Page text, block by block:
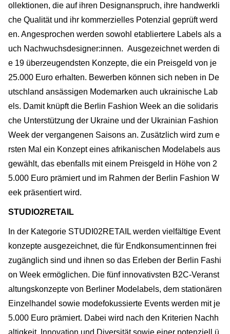
ollektionen, die auf ihren Designanspruch, ihre handwerkli
che Qualität und ihr kommerzielles Potenzial geprüft werd
en. Angesprochen werden sowohl etabliertere Labels als a
uch Nachwuchsdesigner:innen. Ausgezeichnet werden di
e 19 überzeugendsten Konzepte, die ein Preisgeld von je
25.000 Euro erhalten. Bewerben können sich neben in De
utschland ansässigen Modemarken auch ukrainische Lab
els. Damit knüpft die Berlin Fashion Week an die solidaris
che Unterstützung der Ukraine und der Ukrainian Fashion
Week der vergangenen Saisons an. Zusätzlich wird zum e
rsten Mal ein Konzept eines afrikanischen Modelabels aus
gewählt, das ebenfalls mit einem Preisgeld in Höhe von 2
5.000 Euro prämiert und im Rahmen der Berlin Fashion W
eek präsentiert wird.
STUDlO2RETAIL
In der Kategorie STUDI02RETAIL werden vielfältige Event
konzepte ausgezeichnet, die für Endkonsument:innen frei
zugänglich sind und ihnen so das Erleben der Berlin Fashi
on Week ermöglichen. Die fünf innovativsten B2C-Veranst
altungskonzepte von Berliner Modelabels, dem stationären
Einzelhandel sowie modefokussierte Events werden mit je
5.000 Euro prämiert. Dabei wird nach den Kriterien Nachh
altigkeit, Innovation und Diversität sowie einer potenziell ü